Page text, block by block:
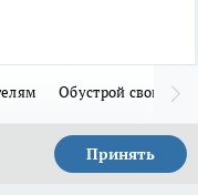
Обустрой свой дом
Принять